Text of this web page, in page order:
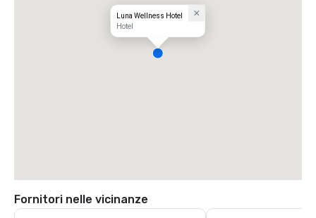
Luna Wellness Hotel
Hotel
Fornitori nelle vicinanze